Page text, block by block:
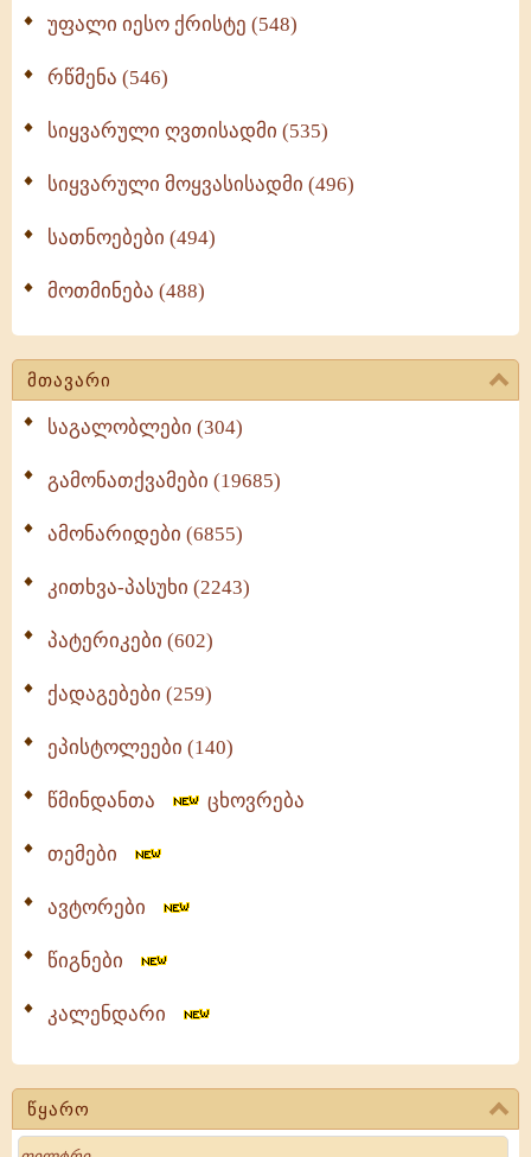
უფალი იესო ქრისტე (548)
რწმენა (546)
სიყვარული ღვთისადმი (535)
სიყვარული მოყვასისადმი (496)
სათნოებები (494)
მოთმინება (488)
მთავარი
საგალობლები (304)
გამონათქვამები (19685)
ამონარიდები (6855)
კითხვა-პასუხი (2243)
პატერიკები (602)
ქადაგებები (259)
ეპისტოლეები (140)
წმინდანთა ცხოვრება
თემები
ავტორები
წიგნები
კალენდარი
წყარო
Search